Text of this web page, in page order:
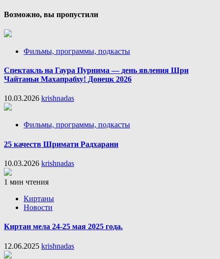
Возможно, вы пропустили
Фильмы, программы, подкасты
Спектакль на Гаура Пурнима — день явления Шри
Чайтаньи Махапрабху! Донецк 2026
10.03.2026 krishnadas
Фильмы, программы, подкасты
25 качеств Шримати Радхарани
10.03.2026 krishnadas
1 мин чтения
Киртаны
Новости
Киртан мела 24-25 мая 2025 года.
12.06.2025 krishnadas